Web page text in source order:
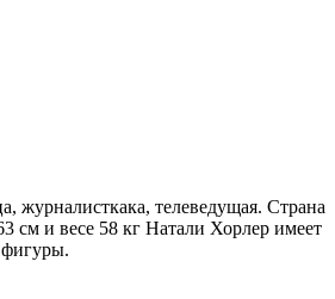
журналисткака, телеведущая. Страна
см и весе 58 кг Натали Хорлер имеет